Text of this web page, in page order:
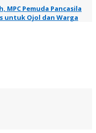
MPC Pemuda Pancasila
untuk Ojol dan Warga